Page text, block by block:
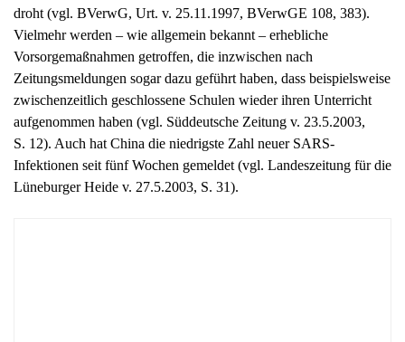
droht (vgl. BVerwG, Urt. v. 25.11.1997, BVerwGE 108, 383).
Vielmehr werden – wie allgemein bekannt – erhebliche
Vorsorgemaßnahmen getroffen, die inzwischen nach
Zeitungsmeldungen sogar dazu geführt haben, dass beispielsweise
zwischenzeitlich geschlossene Schulen wieder ihren Unterricht
aufgenommen haben (vgl. Süddeutsche Zeitung v. 23.5.2003,
S. 12). Auch hat China die niedrigste Zahl neuer SARS-
Infektionen seit fünf Wochen gemeldet (vgl. Landeszeitung für die
Lüneburger Heide v. 27.5.2003, S. 31).